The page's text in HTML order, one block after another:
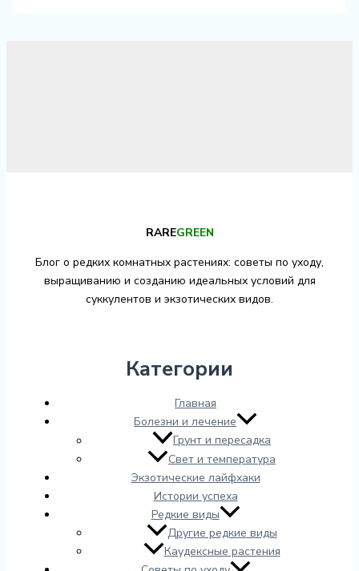
RAREGREEN
Блог о редких комнатных растениях: советы по уходу,
выращиванию и созданию идеальных условий для
суккулентов и экзотических видов.
Категории
Главная
Болезни и лечение
Грунт и пересадка
Свет и температура
Экзотические лайфхаки
Истории успеха
Редкие виды
Другие редкие виды
Каудексные растения